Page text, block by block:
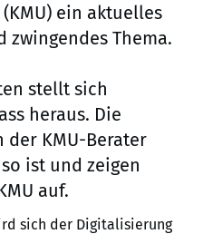
ein aktuelles
Thema.
stellt sich
heraus. Die
der KMU-Berater
ist und zeigen
auf.
sich der Digitalisierung